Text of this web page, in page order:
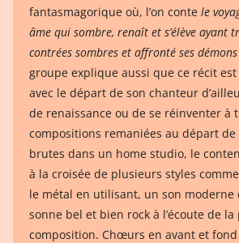
fantasmagorique où, l’on conte le
âme qui sombre, renaît et s’élève ayant
contrées sombres et affronté ses
groupe explique aussi que ce récit
avec le départ de son chanteur
de renaissance ou de se réinventer à
compositions remaniées au départ
brutes dans un home studio, le
à la croisée de plusieurs styles
le métal en utilisant, un son moderne
sonne bel et bien rock à l’écoute de
composition. Chœurs en avant et